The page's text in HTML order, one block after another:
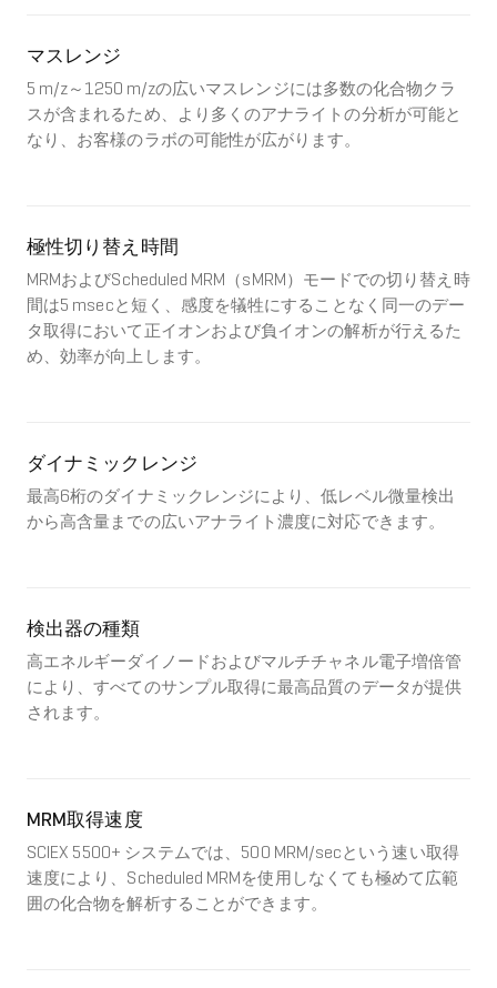
マスレンジ
5 m/z～1250 m/zの広いマスレンジには多数の化合物クラ
スが含まれるため、より多くのアナライトの分析が可能と
なり、お客様のラボの可能性が広がります。
極性切り替え時間
MRMおよびScheduled MRM（sMRM）モードでの切り替え時
間は5 msecと短く、感度を犠牲にすることなく同一のデー
タ取得において正イオンおよび負イオンの解析が行えるた
め、効率が向上します。
ダイナミックレンジ
最高6桁のダイナミックレンジにより、低レベル微量検出
から高含量までの広いアナライト濃度に対応できます。
検出器の種類
高エネルギーダイノードおよびマルチチャネル電子増倍管
により、すべてのサンプル取得に最高品質のデータが提供
されます。
MRM取得速度
SCIEX 5500+ システムでは、500 MRM/secという速い取得
速度により、Scheduled MRMを使用しなくても極めて広範
囲の化合物を解析することができます。